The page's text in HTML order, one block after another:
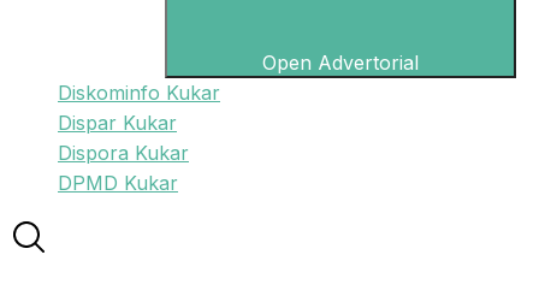
Open Advertorial
Diskominfo Kukar
Dispar Kukar
Dispora Kukar
DPMD Kukar